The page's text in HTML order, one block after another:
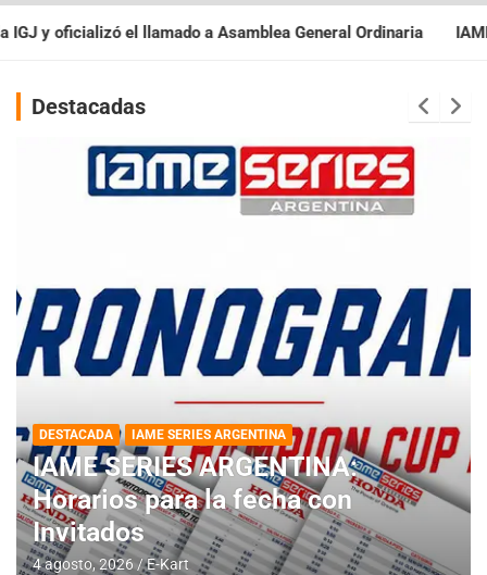
General Ordinaria IAME SERIES ARGENTINA:
Destacadas
DESTACADA IAME SERIES ARGENTINA
IAME SERIES ARGENTINA:
Horarios para la fecha con
Invitados
4 agosto, 2026 E-Kart